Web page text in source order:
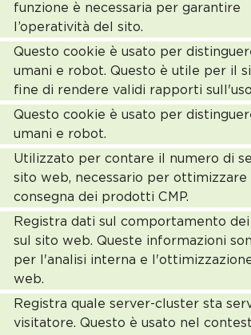
funzione è necessaria per garantire
l’operatività del sito.
Questo cookie è usato per
umani e robot. Questo è utile per il
fine di rendere validi rapporti
Questo cookie è usato per
umani e robot.
Utilizzato per contare il numero di
sito web, necessario per ottimizzare
consegna dei prodotti CMP.
Registra dati sul comportamento
sul sito web. Queste informazioni
per l'analisi interna e
web.
Registra quale server-cluster sta
visitatore. Questo è usato nel